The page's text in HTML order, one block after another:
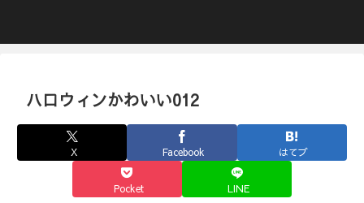
ハロウィンかわいい012
X Facebook はてブ
Pocket LINE